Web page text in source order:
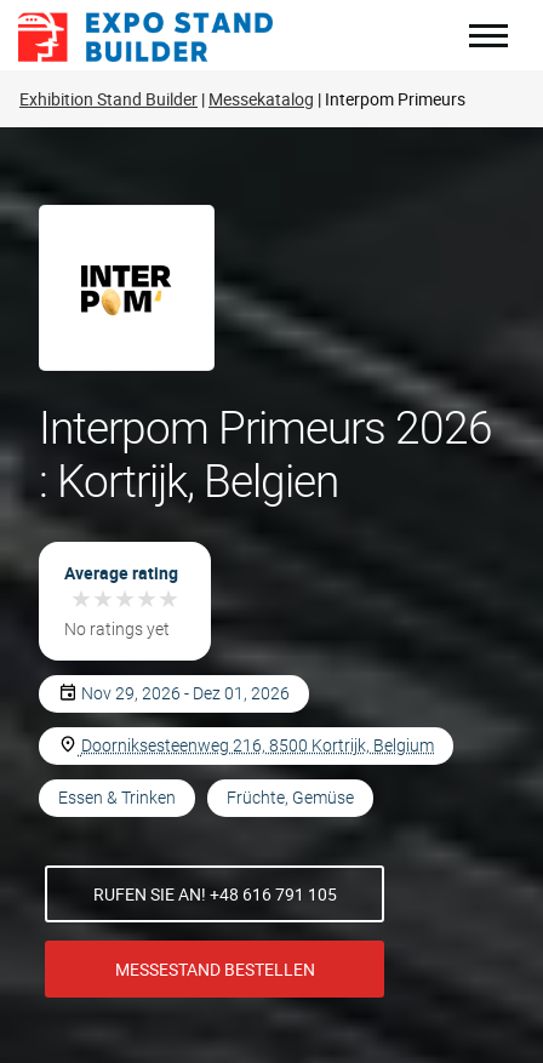
Zum
Inhalt
Exhibition Stand Builder Messekatalog Interpom Primeurs
Interpom Primeurs 2026
: Kortrijk, Belgien
Average rating
★★★★★
★★★★★
No ratings yet
Nov 29, 2026 - Dez 01, 2026
Doorniksesteenweg 216, 8500 Kortrijk, Belgium
Essen & Trinken Früchte, Gemüse
RUFEN SIE AN! +48 616 791 105
MESSESTAND BESTELLEN